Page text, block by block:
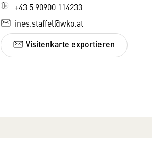
+43 5 90900 114233
ines.staffel@wko.at
Visitenkarte exportieren